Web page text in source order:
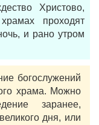
Христово,
проходят
и рано утром
богослужений
храма. Можно
заранее,
дня, или